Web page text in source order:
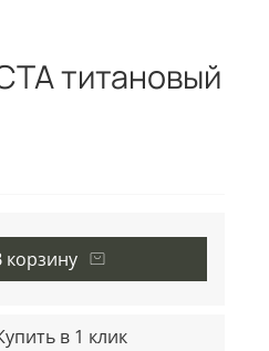
титановый
корзину
в 1 клик